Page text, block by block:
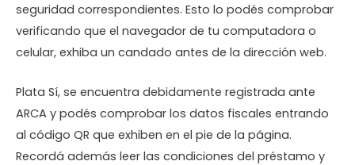
seguridad correspondientes. Esto lo podés comprobar
verificando que el navegador de tu computadora o
celular, exhiba un candado antes de la dirección web.
Plata Sí, se encuentra debidamente registrada ante
ARCA y podés comprobar los datos fiscales entrando
al código QR que exhiben en el pie de la página.
Recordá además leer las condiciones del préstamo y